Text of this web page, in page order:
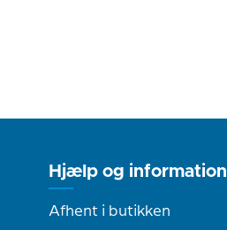
Hjælp og information
Afhent i butikken